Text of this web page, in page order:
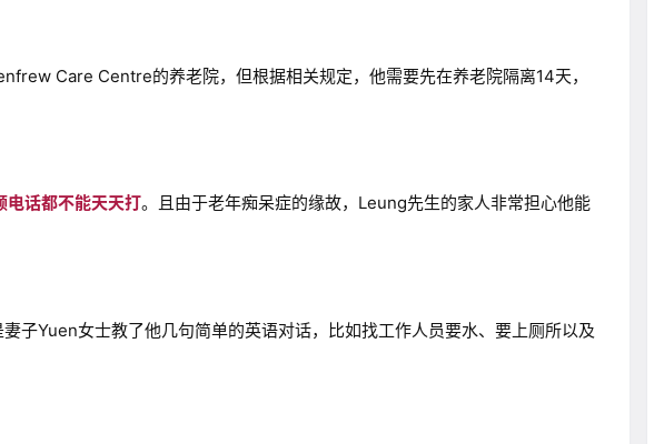
Care Centre的养老院，但根据相关规定，他需要先在养老院隔离14天，
电话都不能天天打。且由于老年痴呆症的缘故，Leung先生的家人非常担心他能
子Yuen女士教了他几句简单的英语对话，比如找工作人员要水、要上厕所以及